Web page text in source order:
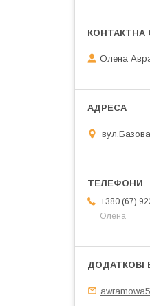
Олена
+380 (67)
Олена